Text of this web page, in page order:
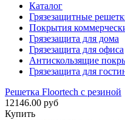
Каталог
Грязезащитные
Покрытия
Грязезащита для дома
Грязезащита для офиса
Антискользящие
Грязезащита для
Решетка Floortech с резиной
12146.00 руб
Купить